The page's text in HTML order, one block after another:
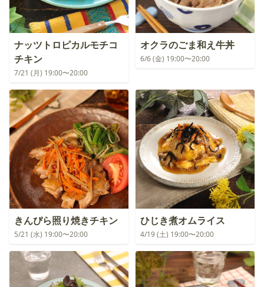
ナッツトロピカルモチコ
チキン
7/21 (月) 19:00〜20:00
オクラのごま和え牛丼
6/6 (金) 19:00〜20:00
きんぴら照り焼きチキン
5/21 (水) 19:00〜20:00
ひじき煮オムライス
4/19 (土) 19:00〜20:00